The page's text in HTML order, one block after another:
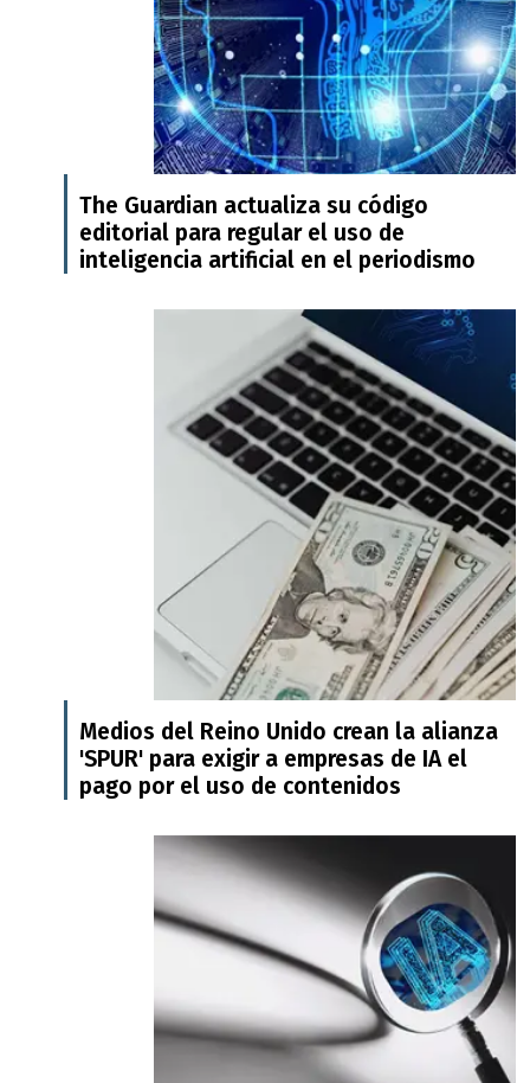
The Guardian actualiza su código
editorial para regular el uso de
inteligencia artificial en el periodismo
Medios del Reino Unido crean la alianza
'SPUR' para exigir a empresas de IA el
pago por el uso de contenidos